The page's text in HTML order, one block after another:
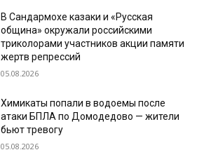
В Сандармохе казаки и «Русская
община» окружали российскими
триколорами участников акции памяти
жертв репрессий
05.08.2026
Химикаты попали в водоемы после
атаки БПЛА по Домодедово — жители
бьют тревогу
05.08.2026